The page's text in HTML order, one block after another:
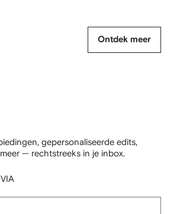
Ontdek meer
gepersonaliseerde edits,
— rechtstreeks in je inbox.